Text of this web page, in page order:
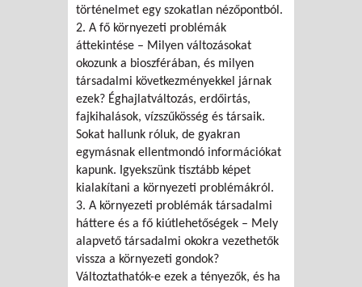
történelmet egy szokatlan nézőpontból.
2. A fő környezeti problémák
áttekintése – Milyen változásokat
okozunk a bioszférában, és milyen
társadalmi következményekkel járnak
ezek? Éghajlatváltozás, erdőirtás,
fajkihalások, vízszűkösség és társaik.
Sokat hallunk róluk, de gyakran
egymásnak ellentmondó információkat
kapunk. Igyekszünk tisztább képet
kialakítani a környezeti problémákról.
3. A környezeti problémák társadalmi
háttere és a fő kiútlehetőségek – Mely
alapvető társadalmi okokra vezethetők
vissza a környezeti gondok?
Változtathatók-e ezek a tényezők, és ha